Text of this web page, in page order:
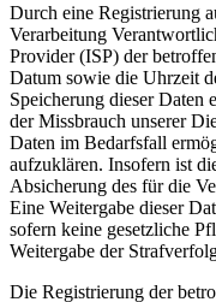
Durch eine Registrierung
Verarbeitung
Provider (ISP) der
Datum sowie die Uhrzeit
Speicherung dieser Daten
der Missbrauch unserer
Daten im Bedarfsfall
aufzuklären. Insofern ist
Absicherung des für die
Eine Weitergabe dieser
sofern keine gesetzliche
Weitergabe der
Die Registrierung der